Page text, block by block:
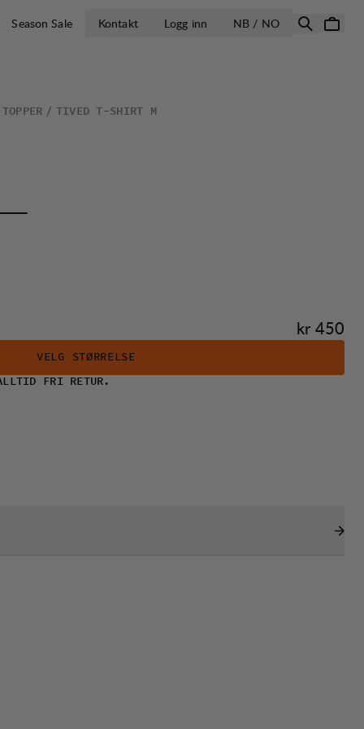
Season Sale Kontakt Logg inn NB / NOÅPNE VELG
TIVED T-SHIRT M
Pris:
kr 450
VELG STØRRELSE
FRI RETUR.